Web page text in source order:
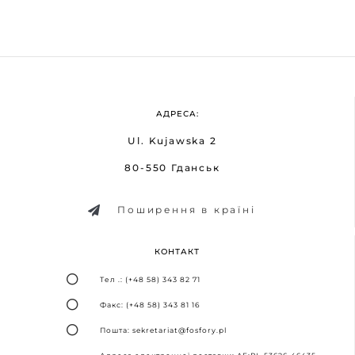
АДРЕСА:
Ul. Kujawska 2
80-550 Гданськ
Поширення в країні
КОНТАКТ
Тел .: (+48 58) 343 82 71
Факс: (+48 58) 343 81 16
Пошта: sekretariat@fosfory.pl